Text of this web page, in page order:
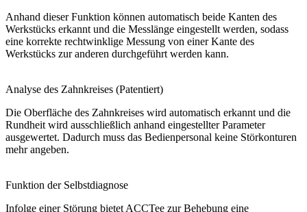
Anhand dieser Funktion können automatisch beide Kanten des
Werkstücks erkannt und die Messlänge eingestellt werden, sodass
eine korrekte rechtwinklige Messung von einer Kante des
Werkstücks zur anderen durchgeführt werden kann.
Analyse des Zahnkreises (Patentiert)
Die Oberfläche des Zahnkreises wird automatisch erkannt und die
Rundheit wird ausschließlich anhand eingestellter Parameter
ausgewertet. Dadurch muss das Bedienpersonal keine Störkonturen
mehr angeben.
Funktion der Selbstdiagnose
Infolge einer Störung bietet ACCTee zur Behebung eine